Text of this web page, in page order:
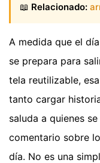
📖 Relacionado:
A medida que el
se prepara para
tela reutilizable,
tanto cargar
saluda a quienes
comentario sobre
día. No es una